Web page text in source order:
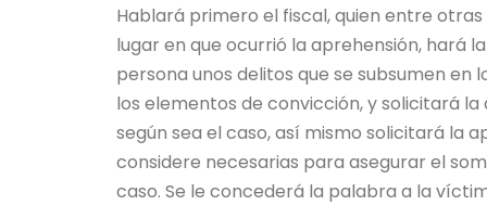
Hablará primero el fiscal, quien entre
lugar en que ocurrió la aprehensión, hará
persona unos delitos que se subsumen en
los elementos de convicción, y solicitará
según sea el caso, así mismo solicitará la
considere necesarias para asegurar el
caso. Se le concederá la palabra a la